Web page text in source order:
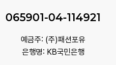
065901-04-114921
예금주: (주)패션포유
은행명: KB국민은행